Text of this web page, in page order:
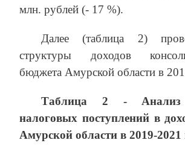
млн. рублей (- 17 %).
Далее (таблица 2)
структуры доходов
бюджета Амурской области в
Таблица 2 - Анализ
налоговых поступлений в
Амурской области в 2019-2021